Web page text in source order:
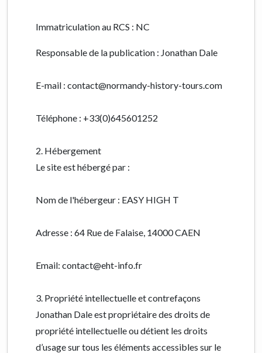
Immatriculation au RCS : NC
Responsable de la publication : Jonathan Dale
E-mail : contact@normandy-history-tours.com
Téléphone : +33(0)645601252
2. Hébergement
Le site est hébergé par :
Nom de l'hébergeur : EASY HIGH T
Adresse : 64 Rue de Falaise, 14000 CAEN
Email: contact@eht-info.fr
3. Propriété intellectuelle et contrefaçons
Jonathan Dale est propriétaire des droits de
propriété intellectuelle ou détient les droits
d’usage sur tous les éléments accessibles sur le